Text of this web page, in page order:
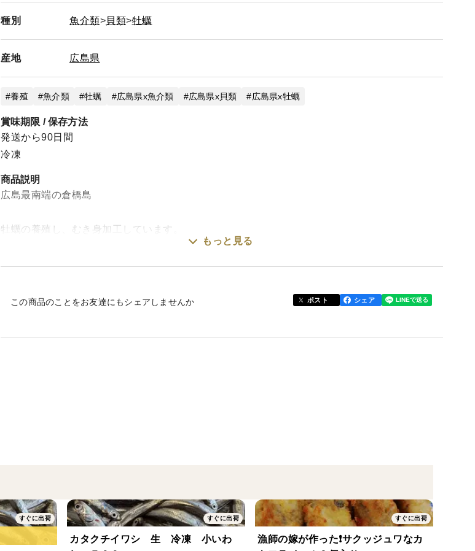
種別 魚介類 貝類 牡蠣
産地 広島県
養殖 魚介類 牡蠣 広島県x魚介類 広島県x貝類 広島県x牡蠣
賞味期限 / 保存方法
発送から90日間
冷凍
商品説明
広島最南端の倉橋島
牡蠣の養殖し、むき身加工しています。
もっと見る
この商品のことをお友達にもシェアしませんか ポスト シェア
すぐに出荷 すぐに出荷
カタクチイワシ 生 冷凍 小いわ
すぐに出荷
漁師の嫁が作った❗サクッジュワなカ